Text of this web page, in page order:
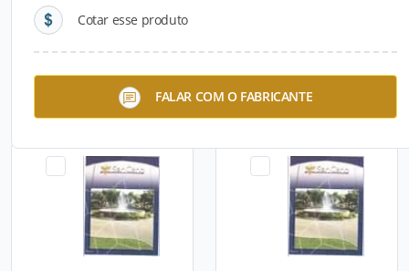
Cotar esse produto
FALAR COM O FABRICANTE